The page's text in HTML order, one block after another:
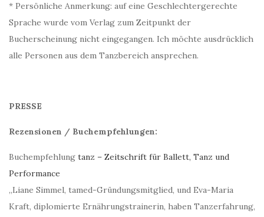
* Persönliche Anmerkung: auf eine Geschlechtergerechte
Sprache wurde vom Verlag zum Zeitpunkt der
Bucherscheinung nicht eingegangen. Ich möchte ausdrücklich
alle Personen aus dem Tanzbereich ansprechen.
PRESSE
Rezensionen / Buchempfehlungen:
Buchempfehlung tanz – Zeitschrift für Ballett, Tanz und
Performance
„Liane Simmel, tamed-Gründungsmitglied, und Eva-Maria
Kraft, diplomierte Ernährungstrainerin, haben Tanzerfahrung,